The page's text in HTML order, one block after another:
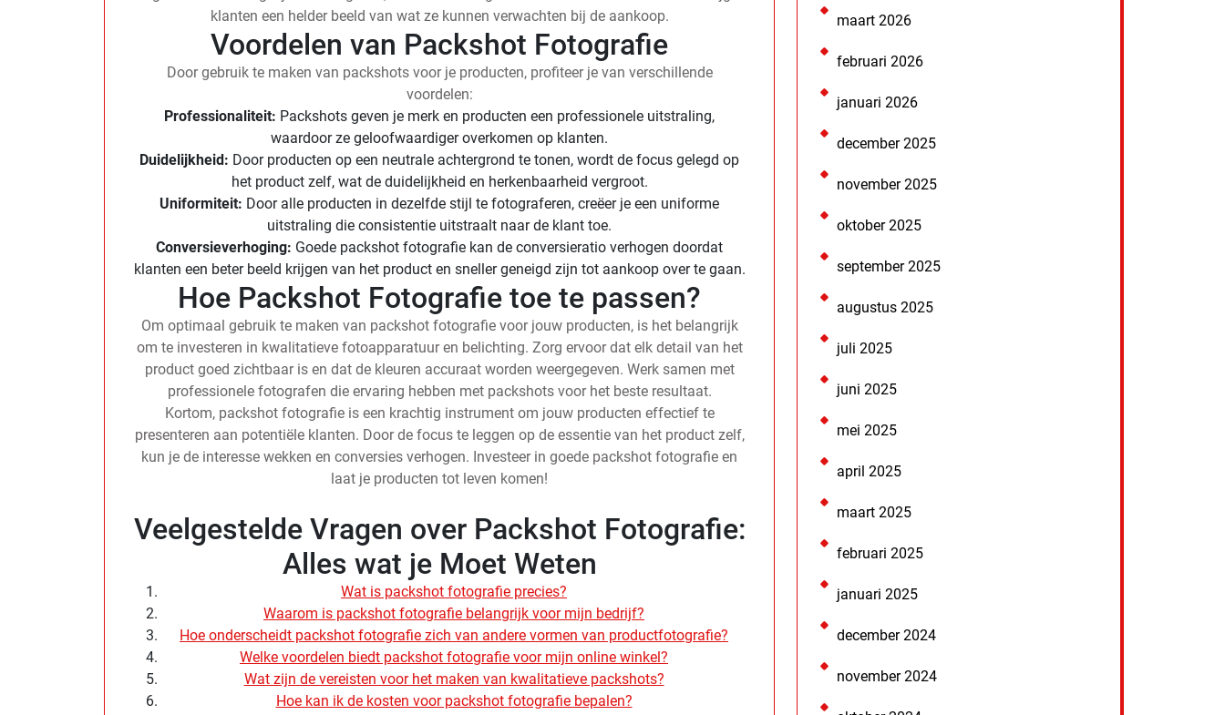
klanten een helder beeld van wat ze kunnen verwachten bij de aankoop.
Voordelen van Packshot Fotografie
Door gebruik te maken van packshots voor je producten, profiteer je van verschillende
voordelen:
Professionaliteit: Packshots geven je merk en producten een professionele uitstraling,
waardoor ze geloofwaardiger overkomen op klanten.
Duidelijkheid: Door producten op een neutrale achtergrond te tonen, wordt de focus gelegd op
het product zelf, wat de duidelijkheid en herkenbaarheid vergroot.
Uniformiteit: Door alle producten in dezelfde stijl te fotograferen, creëer je een uniforme
uitstraling die consistentie uitstraalt naar de klant toe.
Conversieverhoging: Goede packshot fotografie kan de conversieratio verhogen doordat
klanten een beter beeld krijgen van het product en sneller geneigd zijn tot aankoop over te gaan.
Hoe Packshot Fotografie toe te passen?
Om optimaal gebruik te maken van packshot fotografie voor jouw producten, is het belangrijk
om te investeren in kwalitatieve fotoapparatuur en belichting. Zorg ervoor dat elk detail van het
product goed zichtbaar is en dat de kleuren accuraat worden weergegeven. Werk samen met
professionele fotografen die ervaring hebben met packshots voor het beste resultaat.
Kortom, packshot fotografie is een krachtig instrument om jouw producten effectief te
presenteren aan potentiële klanten. Door de focus te leggen op de essentie van het product zelf,
kun je de interesse wekken en conversies verhogen. Investeer in goede packshot fotografie en
laat je producten tot leven komen!
Veelgestelde Vragen over Packshot Fotografie:
Alles wat je Moet Weten
Wat is packshot fotografie precies?
Waarom is packshot fotografie belangrijk voor mijn bedrijf?
Hoe onderscheidt packshot fotografie zich van andere vormen van productfotografie?
Welke voordelen biedt packshot fotografie voor mijn online winkel?
Wat zijn de vereisten voor het maken van kwalitatieve packshots?
Hoe kan ik de kosten voor packshot fotografie bepalen?
maart 2026
februari 2026
januari 2026
december 2025
november 2025
oktober 2025
september 2025
augustus 2025
juli 2025
juni 2025
mei 2025
april 2025
maart 2025
februari 2025
januari 2025
december 2024
november 2024